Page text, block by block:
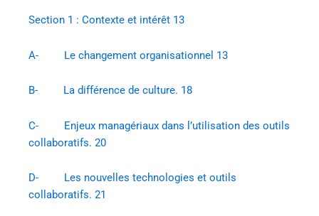
Section 1 : Contexte et intérêt 13
A- Le changement organisationnel 13
B- La différence de culture. 18
C- Enjeux managériaux dans l’utilisation des outils
collaboratifs. 20
D- Les nouvelles technologies et outils
collaboratifs. 21